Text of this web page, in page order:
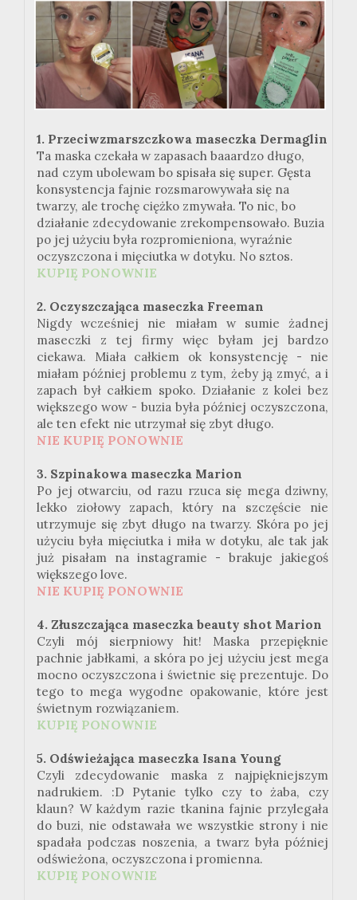
1. Przeciwzmarszczkowa maseczka Dermaglin
Ta maska czekała w zapasach baaardzo długo,
nad czym ubolewam bo spisała się super. Gęsta
konsystencja fajnie rozsmarowywała się na
twarzy, ale trochę ciężko zmywała. To nic, bo
działanie zdecydowanie zrekompensowało. Buzia
po jej użyciu była rozpromieniona, wyraźnie
oczyszczona i mięciutka w dotyku. No sztos.
KUPIĘ PONOWNIE
2. Oczyszczająca maseczka Freeman
Nigdy wcześniej nie miałam w sumie żadnej
maseczki z tej firmy więc byłam jej bardzo
ciekawa. Miała całkiem ok konsystencję - nie
miałam później problemu z tym, żeby ją zmyć, a i
zapach był całkiem spoko. Działanie z kolei bez
większego wow - buzia była później oczyszczona,
ale ten efekt nie utrzymał się zbyt długo.
NIE KUPIĘ PONOWNIE
3. Szpinakowa maseczka Marion
Po jej otwarciu, od razu rzuca się mega dziwny,
lekko ziołowy zapach, który na szczęście nie
utrzymuje się zbyt długo na twarzy. Skóra po jej
użyciu była mięciutka i miła w dotyku, ale tak jak
już pisałam na instagramie - brakuje jakiegoś
większego love.
NIE KUPIĘ PONOWNIE
4. Złuszczająca maseczka beauty shot Marion
Czyli mój sierpniowy hit! Maska przepięknie
pachnie jabłkami, a skóra po jej użyciu jest mega
mocno oczyszczona i świetnie się prezentuje. Do
tego to mega wygodne opakowanie, które jest
świetnym rozwiązaniem.
KUPIĘ PONOWNIE
5. Odświeżająca maseczka Isana Young
Czyli zdecydowanie maska z najpiękniejszym
nadrukiem. :D Pytanie tylko czy to żaba, czy
klaun? W każdym razie tkanina fajnie przylegała
do buzi, nie odstawała we wszystkie strony i nie
spadała podczas noszenia, a twarz była później
odświeżona, oczyszczona i promienna.
KUPIĘ PONOWNIE